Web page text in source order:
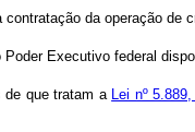
da operação de
Executivo federal
de que tratam a Lei nº